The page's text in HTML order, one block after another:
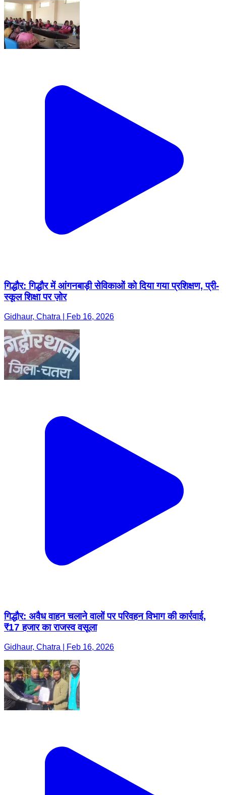
गिद्धौर: गिद्धौर में आंगनबाड़ी सेविकाओं को दिया गया प्रशिक्षण, प्री-
स्कूल शिक्षा पर ज़ोर
Gidhaur, Chatra | Feb 16, 2026
गिद्धौर: अवैध वाहन चलाने वालों पर परिवहन विभाग की कार्रवाई,
₹17 हजार का राजस्व वसूला
Gidhaur, Chatra | Feb 16, 2026